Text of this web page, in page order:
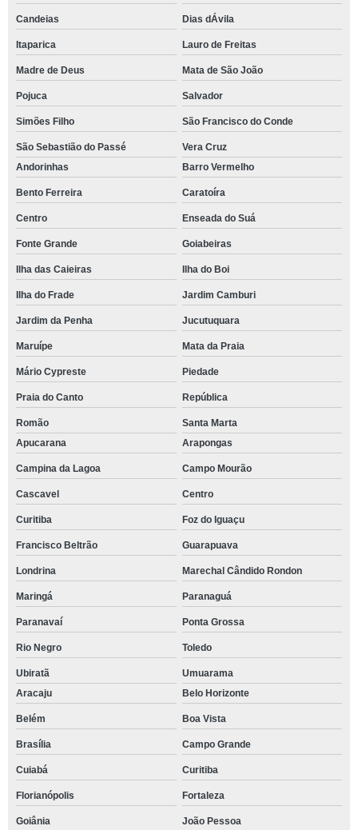
Candeias Dias dÁvila
Itaparica Lauro de Freitas
Madre de Deus Mata de São João
Pojuca Salvador
Simões Filho São Francisco do Conde
São Sebastião do Passé
Vera Cruz
Andorinhas
Barro Vermelho
Bento Ferreira Caratoíra
Centro Enseada do Suá
Fonte Grande Goiabeiras
Ilha das Caieiras Ilha do Boi
Ilha do Frade Jardim Camburi
Jardim da Penha Jucutuquara
Maruípe Mata da Praia
Mário Cypreste Piedade
Praia do Canto República
Romão
Santa Marta
Apucarana
Arapongas
Campina da Lagoa Campo Mourão
Cascavel Centro
Curitiba Foz do Iguaçu
Francisco Beltrão Guarapuava
Londrina Marechal Cândido Rondon
Maringá Paranaguá
Paranavaí Ponta Grossa
Rio Negro Toledo
Ubiratã
Umuarama
Aracaju
Belo Horizonte
Belém Boa Vista
Brasília Campo Grande
Cuiabá Curitiba
Florianópolis Fortaleza
Goiânia João Pessoa